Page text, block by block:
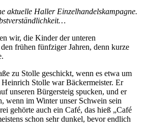
aktuelle Haller Einzelhandelskampagne.
wir, die Kinder der unteren
frühen fünfziger Jahren, denn kurze
zu Stolle geschickt, wenn es etwa um
Stolle war Bäckermeister. Er
unseren Bürgersteig spucken, und er
wenn im Winter unser Schwein sein
gehörte auch ein Café, das hieß „Café
schon sehr dunkel, bevor endlich